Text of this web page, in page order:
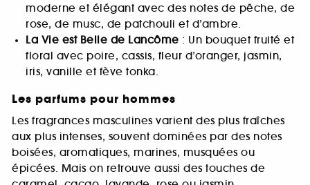
moderne et élégant avec des notes de pêche, de
rose, de musc, de patchouli et d’ambre.
La Vie est Belle de Lancôme : Un bouquet fruité et
floral avec poire, cassis, fleur d’oranger, jasmin,
iris, vanille et fève tonka.
Les parfums pour hommes
Les fragrances masculines varient des plus fraîches
aux plus intenses, souvent dominées par des notes
boisées, aromatiques, marines, musquées ou
épicées. Mais on retrouve aussi des touches de